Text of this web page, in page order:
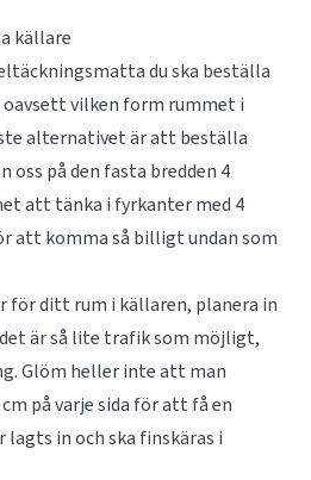
källare
du ska beställa
oavsett vilken form rummet i
alternativet är att beställa
på den fasta bredden 4
att tänka i fyrkanter med 4
att komma så billigt undan som
för ditt rum i källaren, planera in
är så lite trafik som möjligt,
Glöm heller inte att man
på varje sida för att få en
in och ska finskäras i